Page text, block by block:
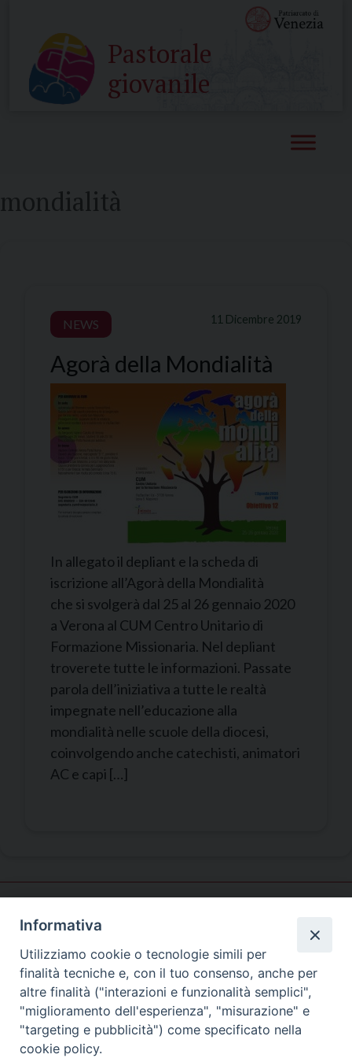
content
Pastorale
giovanile
mondialità
11 Dicembre 2019
NEWS
Agorà della Mondialità
In allegato il depliant e la scheda di
iscrizione all’Agorà della Mondialità
che si svolgerà dal 25 al 26 gennaio 2020
a Verona al CUM Centro Unitario di
Formazione Missionaria. Nel depliant
troverete tutte le informazioni. Passate
parola dell’iniziativa a tutte le realtà
impegnate nell’educazione alla
mondialità nelle scuole della diocesi,
coinvolgendo anche catechisti, animatori
AC e capi […]
giovanile
SEDE PRINCIPALE
Palazzo Patriarcale
Informativa
Utilizziamo cookie o tecnologie simili per
finalità tecniche e, con il tuo consenso, anche per
altre finalità ("interazioni e funzionalità semplici",
"miglioramento dell'esperienza", "misurazione" e
"targeting e pubblicità") come specificato nella
cookie policy.